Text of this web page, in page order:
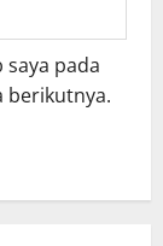
pada
berikutnya.